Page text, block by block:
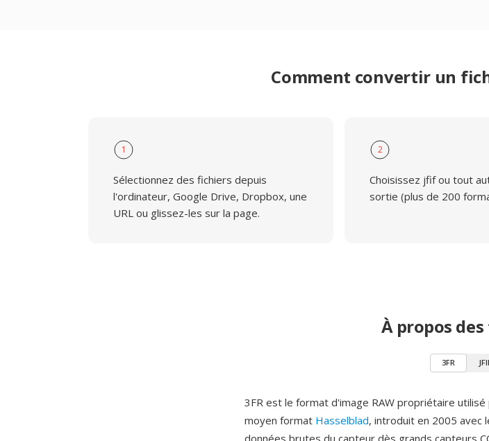
Comment convertir un
1
Sélectionnez des fichiers depuis
l'ordinateur, Google Drive, Dropbox, une
URL ou glissez-les sur la page.
2
Choisissez jfif ou tout
sortie (plus de 200
À propos
3FR
3FR est le format d'image RAW propriétaire
moyen format Hasselblad, introduit en 2005 avec
données brutes du capteur dès grands capteurs